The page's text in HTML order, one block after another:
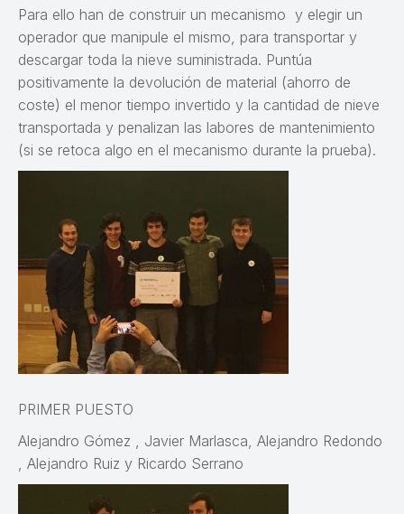
Para ello han de construir un mecanismo y elegir un
operador que manipule el mismo, para transportar y
descargar toda la nieve suministrada. Puntúa
positivamente la devolución de material (ahorro de
coste) el menor tiempo invertido y la cantidad de nieve
transportada y penalizan las labores de mantenimiento
(si se retoca algo en el mecanismo durante la prueba).
PRIMER PUESTO
Alejandro Gómez , Javier Marlasca, Alejandro Redondo
, Alejandro Ruiz y Ricardo Serrano